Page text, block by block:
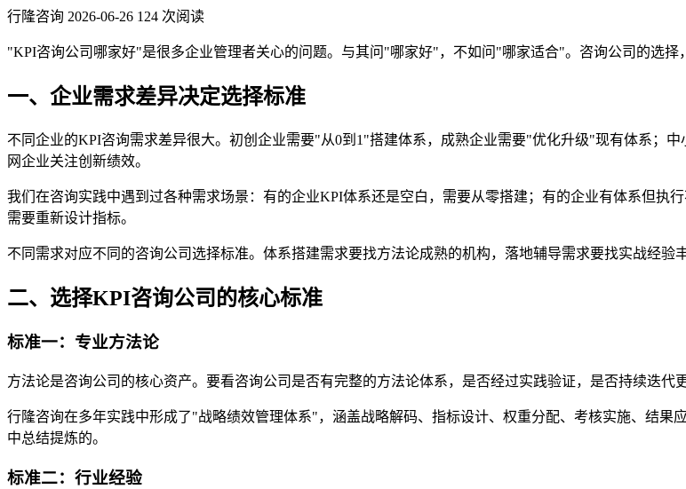
行隆咨询 2026-06-26 124 次阅读
"KPI咨询公司哪家好"是很多企业管理者关心的问题。与其问"哪家好"，不如问"哪家适合"。咨询公司的选
一、企业需求差异决定选择标准
不同企业的KPI咨询需求差异很大。初创企业需要"从0到1"搭建体系，成熟企业需要"优化升级"现有体系；
网企业关注创新绩效。
我们在咨询实践中遇到过各种需求场景：有的企业KPI体系还是空白，需要从零搭建；有的企业有体系但执
需要重新设计指标。
不同需求对应不同的咨询公司选择标准。体系搭建需求要找方法论成熟的机构，落地辅导需求要找实战经验
二、选择KPI咨询公司的核心标准
标准一：专业方法论
方法论是咨询公司的核心资产。要看咨询公司是否有完整的方法论体系，是否经过实践验证，是否持续迭代更
行隆咨询在多年实践中形成了"战略绩效管理体系"，涵盖战略解码、指标设计、权重分配、考核实施、结
中总结提炼的。
标准二：行业经验